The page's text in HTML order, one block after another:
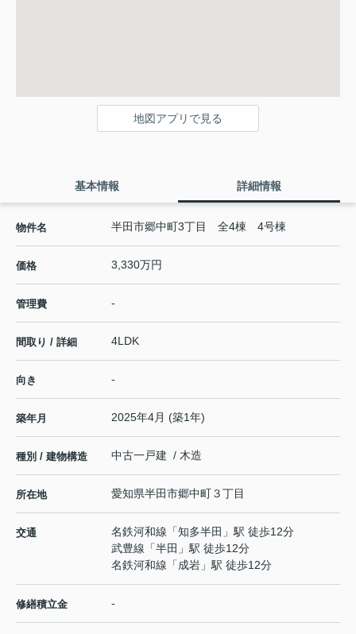
地図アプリで見る
基本情報 詳細情報
物件名 半田市郷中町3丁目 全4棟 4号棟
価格 3,330万円
管理費 -
間取り / 詳細 4LDK
向き -
築年月 2025年4月 (築1年)
種別 / 建物構造 中古一戸建 / 木造
所在地 愛知県半田市郷中町３丁目
交通 名鉄河和線 「知多半田 」駅 徒歩12分
武豊線 「半田 」駅 徒歩12分
名鉄河和線 「成岩 」駅 徒歩12分
修繕積立金 -